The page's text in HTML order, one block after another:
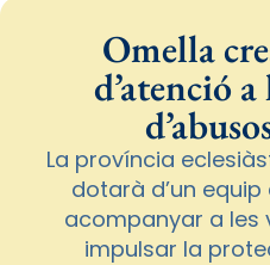
Omella
d’atenció
La província
dotarà d’un equip
acompanyar a les
impulsar la